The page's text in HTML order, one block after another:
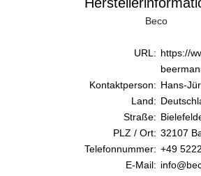
Beco
URL: https://
Kontaktperson: Hans-
Land:
Straße:
PLZ / Ort: 32107
Telefonnummer: +49
E-Mail: